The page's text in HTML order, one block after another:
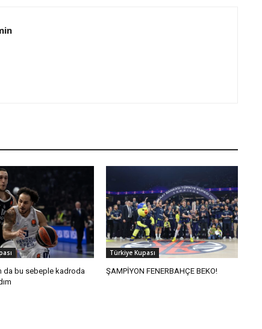
da bu sebeple kadroda
Türkiye Kupası
ŞAMPİYON FENERBAHÇE BEKO!